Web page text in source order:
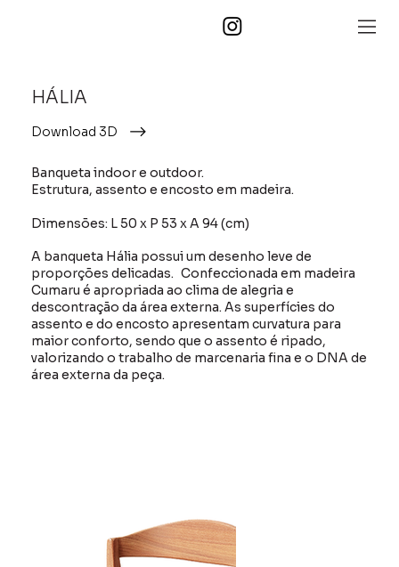
HÁLIA
Download 3D
Banqueta indoor e outdoor.
Estrutura, assento e encosto em madeira.
Dimensões: L 50 x P 53 x A 94 (cm)
A banqueta Hália possui um desenho leve de
proporções delicadas. Confeccionada em madeira
Cumaru é apropriada ao clima de alegria e
descontração da área externa. As superfícies do
assento e do encosto apresentam curvatura para
maior conforto, sendo que o assento é ripado,
valorizando o trabalho de marcenaria fina e o DNA de
área externa da peça.